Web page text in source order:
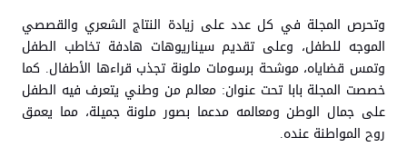
وتحرص المجلة في كل عدد على زيادة النتاج الشعري والقصصي
الموجه للطفل، وعلى تقديم سيناريوهات هادفة تخاطب الطفل
وتمس قضاياه، موشحة برسومات ملونة تجذب قراءها الأطفال. كما
خصصت المجلة بابا تحت عنوان: معالم من وطني يتعرف فيه الطفل
على جمال الوطن ومعالمه مدعما بصور ملونة جميلة، مما يعمق
روح المواطنة عنده.